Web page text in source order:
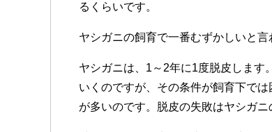
るくらいです。
ヤシガニの飼育で一番むずかしいと言
ヤシガニは、1～2年に1度脱皮します
いくのですが、その条件が飼育下で
が多いのです。脱皮の失敗はヤシガニ